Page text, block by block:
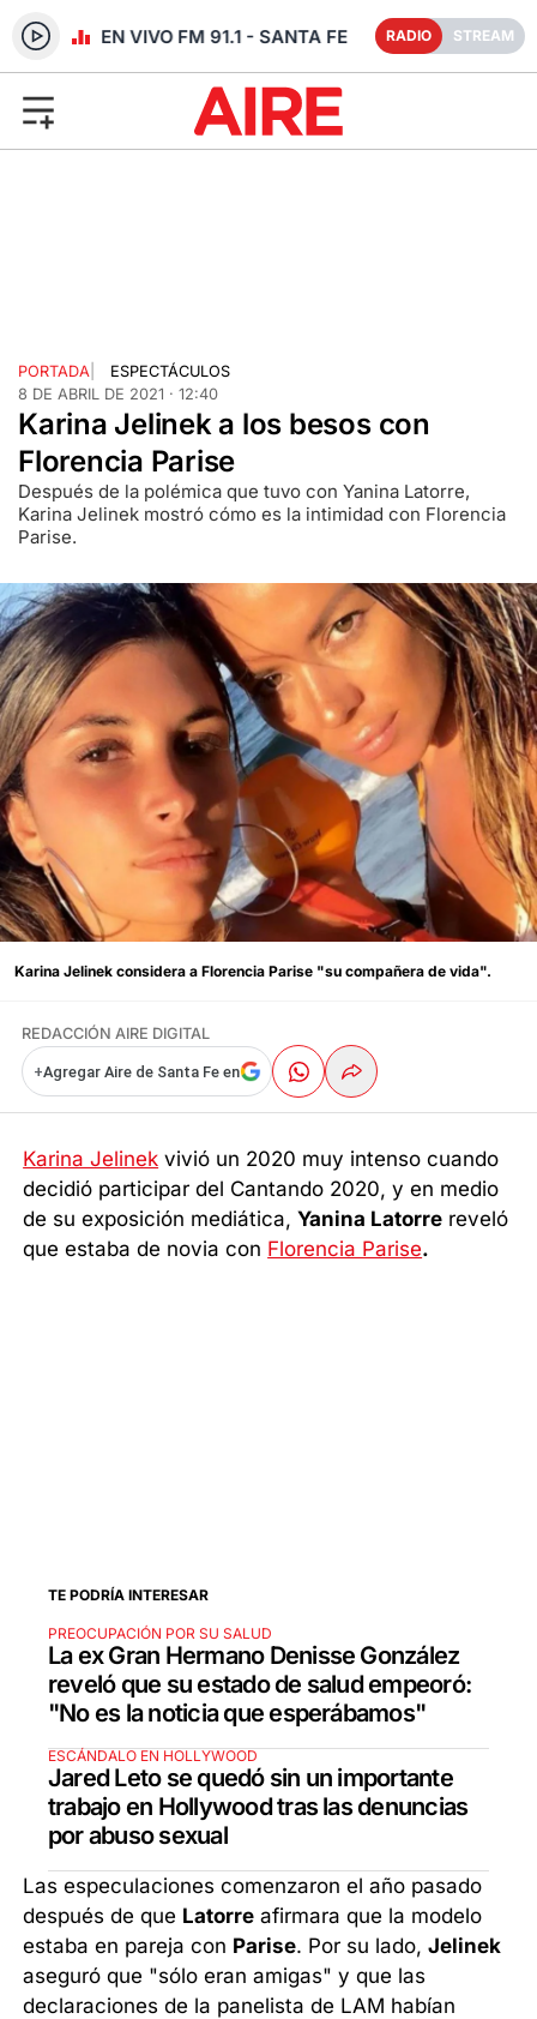
RADIO EN VIVO FM 91.1 - SANTA FE RADIO STREAM
PORTADA
ESPECTÁCULOS
8 DE ABRIL DE 2021 · 12:40
Karina Jelinek a los besos con
Florencia Parise
Después de la polémica que tuvo con Yanina Latorre,
Karina Jelinek mostró cómo es la intimidad con Florencia
Parise.
Karina Jelinek considera a Florencia Parise "su compañera de vida".
REDACCIÓN AIRE DIGITAL
+Agregar Aire de Santa Fe en
Karina Jelinek vivió un 2020 muy intenso cuando
decidió participar del Cantando 2020, y en medio
de su exposición mediática,Yanina Latorre reveló
que estaba de novia con Florencia Parise.
TE PODRÍA INTERESAR
PREOCUPACIÓN POR SU SALUD
La ex Gran Hermano Denisse González
reveló que su estado de salud empeoró:
"No es la noticia que esperábamos"
ESCÁNDALO EN HOLLYWOOD
Jared Leto se quedó sin un importante
trabajo en Hollywood tras las denuncias
por abuso sexual
Las especulaciones comenzaron el año pasado
después de que Latorre afirmara que la modelo
estaba en pareja con Parise. Por su lado,Jelinek
aseguró que "sólo eran amigas" y que las
declaraciones de la panelista de LAM habían